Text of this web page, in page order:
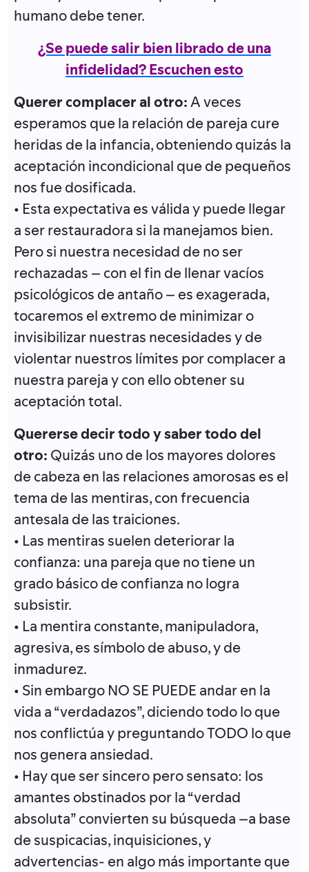
humano debe tener.
¿Se puede salir bien librado de una
infidelidad? Escuchen esto
Querer complacer al otro:A veces
esperamos que la relación de pareja cure
heridas de la infancia, obteniendo quizás la
aceptación incondicional que de pequeños
nos fue dosificada.
• Esta expectativa es válida y puede llegar
a ser restauradora si la manejamos bien.
Pero si nuestra necesidad de no ser
rechazadas – con el fin de llenar vacíos
psicológicos de antaño – es exagerada,
tocaremos el extremo de minimizar o
invisibilizar nuestras necesidades y de
violentar nuestros límites por complacer a
nuestra pareja y con ello obtener su
aceptación total.
Quererse decir todo y saber todo del
otro: Quizás uno de los mayores dolores
de cabeza en las relaciones amorosas es el
tema de las mentiras, con frecuencia
antesala de las traiciones.
• Las mentiras suelen deteriorar la
confianza: una pareja que no tiene un
grado básico de confianza no logra
subsistir.
• La mentira constante, manipuladora,
agresiva, es símbolo de abuso, y de
inmadurez.
• Sin embargo NO SE PUEDE andar en la
vida a “verdadazos”, diciendo todo lo que
nos conflictúa y preguntando TODO lo que
nos genera ansiedad.
• Hay que ser sincero pero sensato: los
amantes obstinados por la “verdad
absoluta” convierten su búsqueda –a base
de suspicacias, inquisiciones, y
advertencias- en algo más importante que